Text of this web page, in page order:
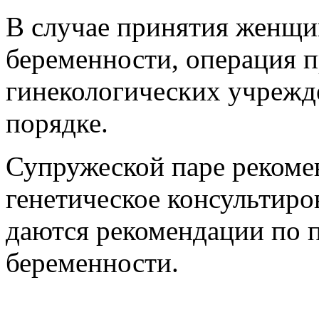
В случае принятия
беременности, операция
гинекологических
порядке.
Супружеской паре
генетическое
даются рекомендации
беременности.